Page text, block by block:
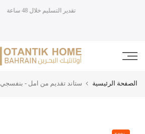
تقدير التسليم خلال 48 ساعة
الصفحة الرئيسية ستاند تقديم من امل - بنفسجي